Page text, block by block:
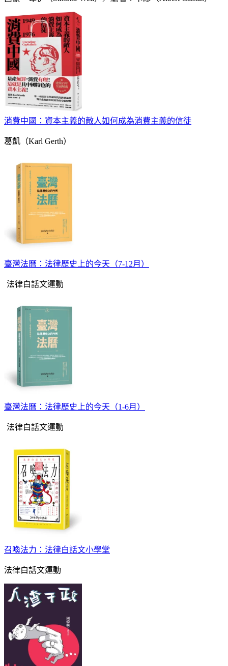
消費中國：資本主義的敵人如何成為消費主義的信徒
葛凱（Karl Gerth）
臺灣法曆：法律歷史上的今天（7-12月）
法律白話文運動
臺灣法曆：法律歷史上的今天（1-6月）
法律白話文運動
召喚法力：法律白話文小學堂
法律白話文運動